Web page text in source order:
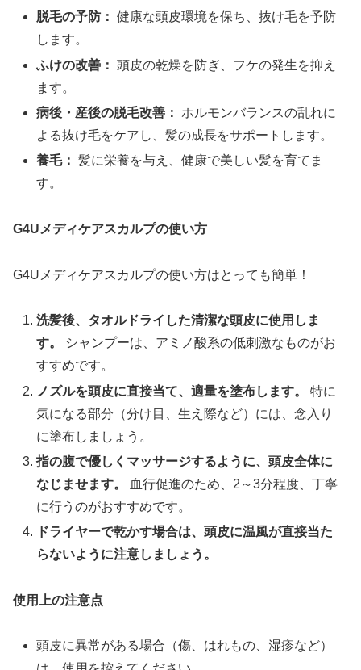
脱毛の予防： 健康な頭皮環境を保ち、抜け毛を予防
します。
ふけの改善： 頭皮の乾燥を防ぎ、フケの発生を抑え
ます。
病後・産後の脱毛改善：
ホルモンバランスの乱れに
よる抜け毛をケアし、髪の成長をサポートします。
養毛： 髪に栄養を与え、健康で美しい髪を育てま
す。
G4Uメディケアスカルプの使い方
G4Uメディケアスカルプの使い方はとっても簡単！
洗髪後、タオルドライした清潔な頭皮に使用しま
す。
シャンプーは、アミノ酸系の低刺激なものがお
すすめです。
ノズルを頭皮に直接当て、適量を塗布します。
特に
気になる部分（分け目、生え際など）には、念入り
に塗布しましょう。
指の腹で優しくマッサージするように、頭皮全体に
なじませます。
血行促進のため、2～3分程度、丁寧
に行うのがおすすめです。
ドライヤーで乾かす場合は、頭皮に温風が直接当た
らないように注意しましょう。
使用上の注意点
頭皮に異常がある場合（傷、はれもの、湿疹など）